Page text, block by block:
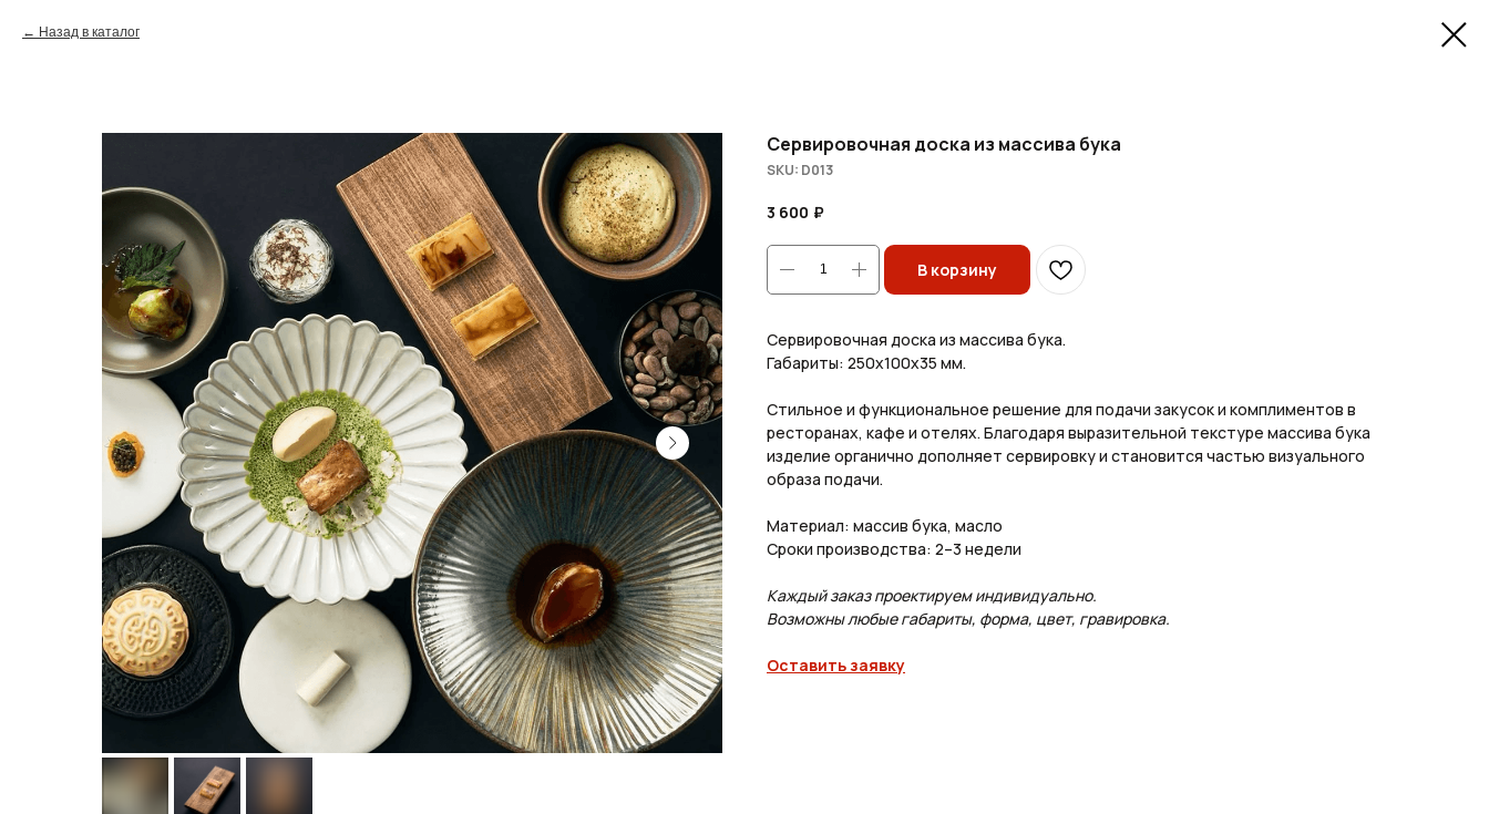
Назад в каталог
Сервировочная доска из массива бука
SKU: D013
3 600 ₽
В корзину
Сервировочная доска из массива бука.
Габариты: 250х100х35 мм.
Стильное и функциональное решение для подачи закусок и комплиментов в
ресторанах, кафе и отелях. Благодаря выразительной текстуре массива бука
изделие органично дополняет сервировку и становится частью визуального
образа подачи.
Материал: массив бука, масло
Сроки производства: 2–3 недели
Каждый заказ проектируем индивидуально.
Возможны любые габариты, форма, цвет, гравировка.
Оставить заявку